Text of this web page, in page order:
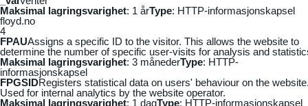
Maksimal lagringsvarighet: 1 årType: HTTP-informasjonskapsel
floyd.no
4
FPAUAssigns a specific ID to the visitor. This allows the website to
determine the number of specific user-visits for analysis and
Maksimal lagringsvarighet: 3 månederType: HTTP-
informasjonskapsel
FPGSIDRegisters statistical data on users' behaviour on the
Used for internal analytics by the website operator.
Maksimal lagringsvarighet: 1 dagType: HTTP-informasjonskapsel